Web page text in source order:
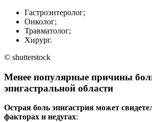
Гастроэнтеролог;
Онколог;
Травматолог;
Хирург.
© shutterstock
Менее популярные причины
эпигастральной области
Острая боль эпигастрия может
факторах и недугах: